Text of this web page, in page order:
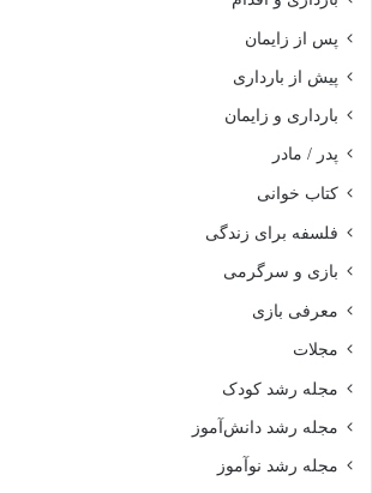
پس از زایمان
پیش از بارداری
بارداری و زایمان
پدر / مادر
کتاب خوانی
فلسفه برای زندگی
بازی و سرگرمی
معرفی بازی
مجلات
مجله رشد کودک
مجله رشد دانش‌آموز
مجله رشد نوآموز